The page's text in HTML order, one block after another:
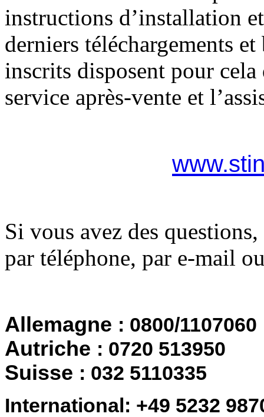
instructions d’installation
derniers téléchargements
inscrits disposent pour
service après-vente et
Si vous avez des
par téléphone, par e-mail
Allemagne : 0800/1107060
Autriche : 0720 513950
Suisse : 032 5110335
International: +49 5232